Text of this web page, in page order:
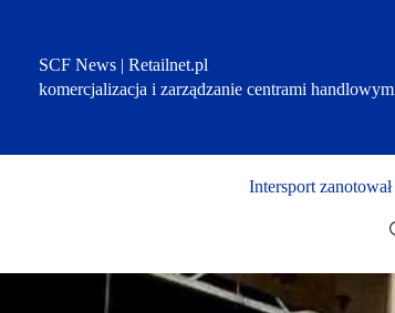
SCF News | Retailnet.pl
komercjalizacja i zarządzanie centrami
Intersport